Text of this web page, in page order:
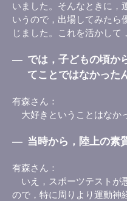
いました。そんなときに，
いうので，出場してみたら
じました。これを活かして
― では，子どもの頃か
てことではなかった
有森さん
大好きということはなか
― 当時から，陸上の素
有森さん
いえ，スポーツテストが
ので，特に周りより運動神